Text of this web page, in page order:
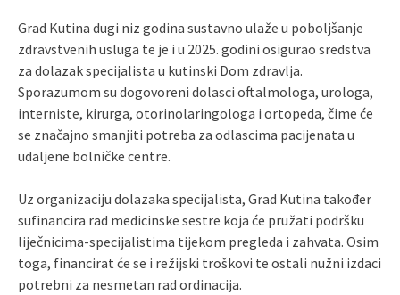
Grad Kutina dugi niz godina sustavno ulaže u poboljšanje
zdravstvenih usluga te je i u 2025. godini osigurao sredstva
za dolazak specijalista u kutinski Dom zdravlja.
Sporazumom su dogovoreni dolasci oftalmologa, urologa,
interniste, kirurga, otorinolaringologa i ortopeda, čime će
se značajno smanjiti potreba za odlascima pacijenata u
udaljene bolničke centre.
Uz organizaciju dolazaka specijalista, Grad Kutina također
sufinancira rad medicinske sestre koja će pružati podršku
liječnicima-specijalistima tijekom pregleda i zahvata. Osim
toga, financirat će se i režijski troškovi te ostali nužni izdaci
potrebni za nesmetan rad ordinacija.